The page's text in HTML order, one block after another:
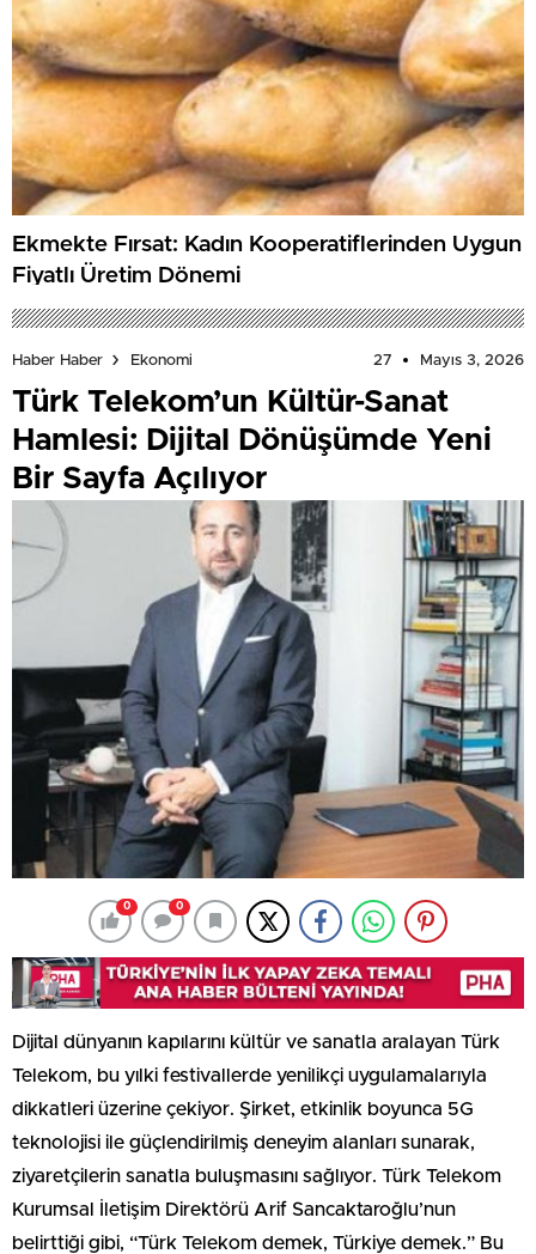
Ekmekte Fırsat: Kadın Kooperatiflerinden Uygun
Fiyatlı Üretim Dönemi
Haber Haber Ekonomi 27 Mayıs 3, 2026
Türk Telekom’un Kültür-Sanat
Hamlesi: Dijital Dönüşümde Yeni
Bir Sayfa Açılıyor
0 0
Dijital dünyanın kapılarını kültür ve sanatla aralayan Türk
Telekom, bu yılki festivallerde yenilikçi uygulamalarıyla
dikkatleri üzerine çekiyor. Şirket, etkinlik boyunca 5G
teknolojisi ile güçlendirilmiş deneyim alanları sunarak,
ziyaretçilerin sanatla buluşmasını sağlıyor. Türk Telekom
Kurumsal İletişim Direktörü Arif Sancaktaroğlu’nun
belirttiği gibi, “Türk Telekom demek, Türkiye demek.” Bu